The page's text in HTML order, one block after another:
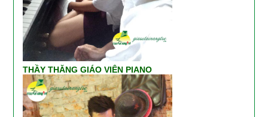
THẦY THĂNG GIÁO VIÊN PIANO